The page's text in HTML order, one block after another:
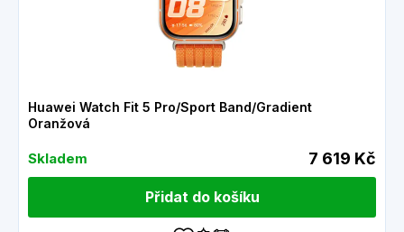
Huawei Watch Fit 5 Pro/Sport Band/Gradient
Oranžová
Skladem 7 619 Kč
Přidat do košíku